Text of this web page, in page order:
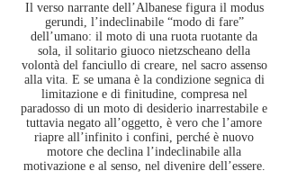
Il verso narrante dell’Albanese figura il modus
gerundi, l’indeclinabile “modo di fare”
dell’umano: il moto di una ruota ruotante da
sola, il solitario giuoco nietzscheano della
volontà del fanciullo di creare, nel sacro assenso
alla vita. E se umana è la condizione segnica di
limitazione e di finitudine, compresa nel
paradosso di un moto di desiderio inarrestabile e
tuttavia negato all’oggetto, è vero che l’amore
riapre all’infinito i confini, perché è nuovo
motore che declina l’indeclinabile alla
motivazione e al senso, nel divenire dell’essere.